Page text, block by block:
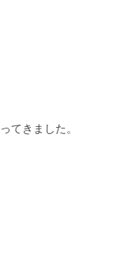
てきました。